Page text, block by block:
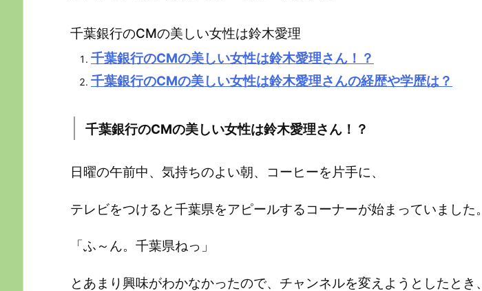
千葉銀行のCMの美しい女性は鈴木愛理
千葉銀行のCMの美しい女性は鈴木愛理さん！？
千葉銀行のCMの美しい女性は鈴木愛理さんの経歴や学歴は？
千葉銀行のCMの美しい女性は鈴木愛理さん！？
日曜の午前中、気持ちのよい朝、コーヒーを片手に、
テレビをつけると千葉県をアピールするコーナーが始まっていました。
「ふ～ん。千葉県ねっ」
とあまり興味がわかなかったので、チャンネルを変えようとしたとき、